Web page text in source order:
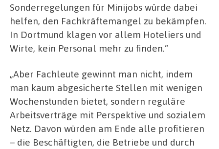
Sonderregelungen für Minijobs würde dabei
helfen, den Fachkräftemangel zu bekämpfen.
In Dortmund klagen vor allem Hoteliers und
Wirte, kein Personal mehr zu finden.“
„Aber Fachleute gewinnt man nicht, indem
man kaum abgesicherte Stellen mit wenigen
Wochenstunden bietet, sondern reguläre
Arbeitsverträge mit Perspektive und sozialem
Netz. Davon würden am Ende alle profitieren
– die Beschäftigten, die Betriebe und durch